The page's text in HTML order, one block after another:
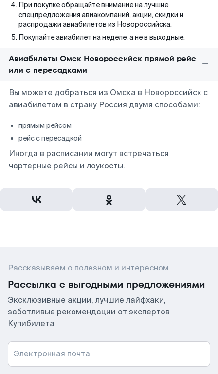
При покупке обращайте внимание на лучшие
спецпредложения авиакомпаний, акции, скидки и
распродажи авиабилетов из Новороссийска.
Покупайте авиабилет на неделе, а не в выходные.
Авиабилеты Омск Новороссийск прямой рейс
или с пересадками
Вы можете добраться из Омска в Новороссийск с
авиабилетом в страну Россия двумя способами:
прямым рейсом
рейс с пересадкой
Иногда в расписании могут встречаться
чартерные рейсы и лоукосты.
Рассказываем о полезном и интересном
Рассылка с выгодными предложениями
Эксклюзивные акции, лучшие лайфхаки,
заботливые рекомендации от экспертов
Купибилета
Электронная почта